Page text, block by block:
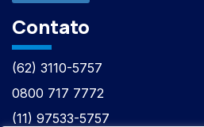
Contato
(62) 3110-5757
0800 717 7772
(11) 97533-5757